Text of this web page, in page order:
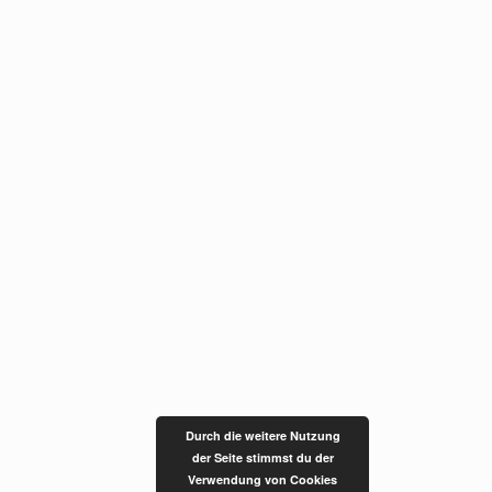
Durch die weitere Nutzung
der Seite stimmst du der
Verwendung von Cookies